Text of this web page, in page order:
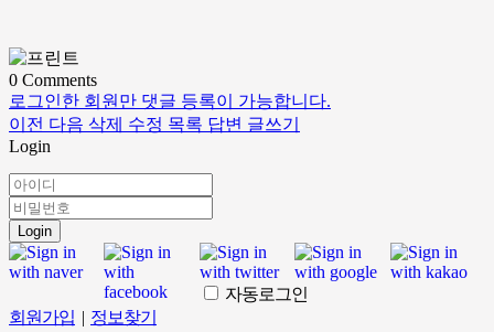
0 Comments
로그인한 회원만 댓글 등록이 가능합니다.
이전 다음 삭제 수정 목록 답변 글쓰기
Login
Login
자동로그인
회원가입 | 정보찾기